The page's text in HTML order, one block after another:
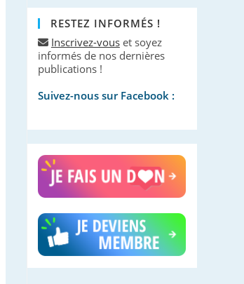
RESTEZ INFORMÉS !
Inscrivez-vouset soyez
informés de nos dernières
publications !
Suivez-nous sur Facebook :